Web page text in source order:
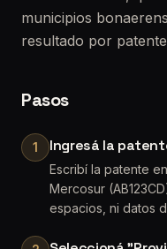
municipios
resultado por
Pasos
1 Ingresá la
Escribí la patente
Mercosur
espacios, ni datos